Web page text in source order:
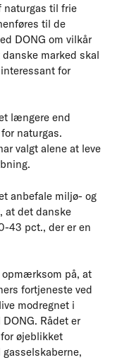
naturgas til frie
til de
DONG om vilkår
marked skal
for
længere end
naturgas.
valgt alene at leve
anbefale miljø- og
at det danske
43 pct., der er en
opmærksom på, at
fortjeneste ved
modregnet i
Rådet er
øjeblikket